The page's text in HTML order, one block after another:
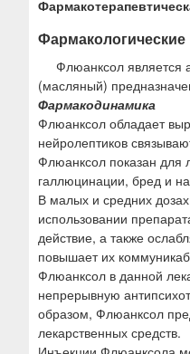
Фармакологические
Флюанксол является
(масляный)
Фармакодинамика
Флюанксол обладает
нейролептиков
Флюанксол показан для
галлюцинации, бред и
В малых и средних
использовании
действие, а также
повышает их
Флюанксол в данной
непрерывную
образом, Флюанксол
лекарственных средств.